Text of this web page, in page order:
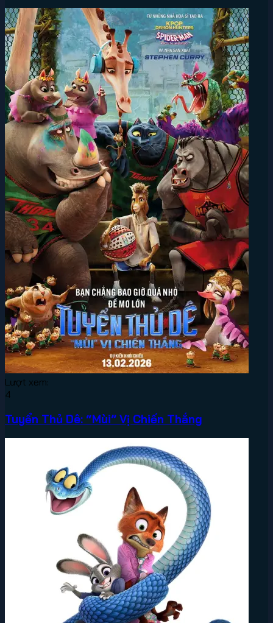
Lượt xem:
4
Tuyển Thủ Dê: “Mùi” Vị Chiến Thắng